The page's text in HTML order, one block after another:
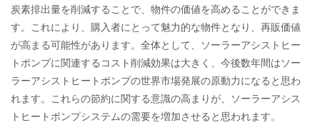
炭素排出量を削減することで、物件の価値を高めることができま
す。これにより、購入者にとって魅力的な物件となり、再販価値
が高まる可能性があります。全体として、ソーラーアシストヒー
トポンプに関連するコスト削減効果は大きく、今後数年間はソー
ラーアシストヒートポンプの世界市場発展の原動力になると思わ
れます。これらの節約に関する意識の高まりが、ソーラーアシス
トヒートポンプシステムの需要を増加させると思われます。